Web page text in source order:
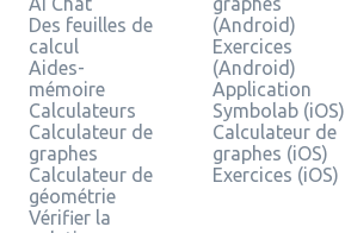
Des feuilles de
calcul
Aides-
mémoire
Calculateurs
Calculateur de
graphes
Calculateur de
géométrie
Vérifier la
(Android)
Exercices
(Android)
Application
Symbolab (iOS)
Calculateur de
graphes (iOS)
Exercices (iOS)